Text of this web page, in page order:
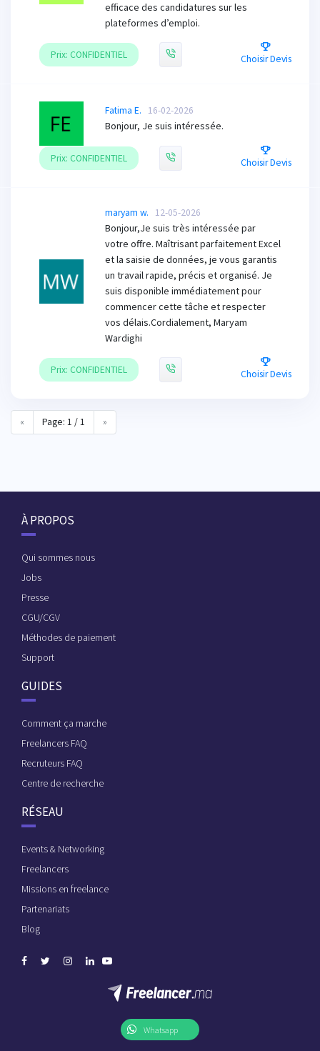
efficace des candidatures sur les
plateformes d’emploi.
Prix: CONFIDENTIEL Choisir Devis
Fatima E. 16-02-2026
Bonjour, Je suis intéressée.
Prix: CONFIDENTIEL Choisir Devis
maryam w. 12-05-2026
Bonjour, ​Je suis très intéressée par
votre offre. Maîtrisant parfaitement Excel
et la saisie de données, je vous garantis
un travail rapide, précis et organisé. Je
suis disponible immédiatement pour
commencer cette tâche et respecter
vos délais. ​Cordialement, Maryam
Wardighi
Prix: CONFIDENTIEL Choisir Devis
« Page: 1 / 1 »
À PROPOS
Qui sommes nous
Jobs
Presse
CGU/CGV
Méthodes de paiement
Support
GUIDES
Comment ça marche
Freelancers FAQ
Recruteurs FAQ
Centre de recherche
RÉSEAU
Events & Networking
Freelancers
Missions en freelance
Partenariats
Blog
Whatsapp